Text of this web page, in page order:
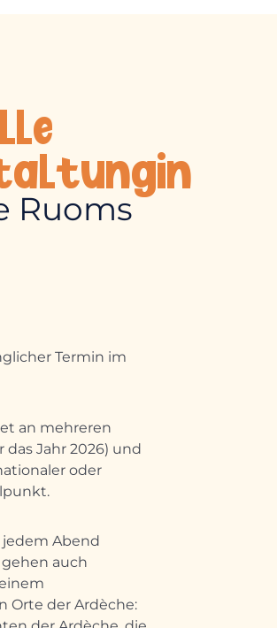
Ruoms
Termin im
an mehreren
das Jahr 2026) und
oder
jedem Abend
auch
Orte der Ardèche: